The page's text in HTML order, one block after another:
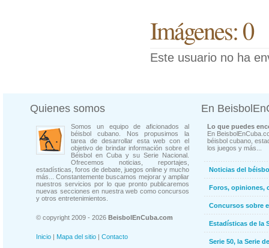
Imágenes: 0
Este usuario no ha
Quienes somos
Somos un equipo de aficionados al
béisbol cubano. Nos propusimos la
tarea de desarrollar esta web con el
objetivo de brindar información sobre el
Béisbol en Cuba y su Serie Nacional.
Ofrecemos noticias, reportajes,
estadísticas, foros de debate, juegos online y mucho
más... Constantemente buscamos mejorar y ampliar
nuestros servicios por lo que pronto publicaremos
nuevas secciones en nuestra web como concursos
y otros entretenimientos.
© copyright 2009 - 2026 BeisbolEnCuba.com
Inicio | Mapa del sitio | Contacto
En
Lo que puedes
En
béisbol cubano,
los juegos y más...
Noticias del
Foros, opiniones,
Concursos sobre
Estadísticas de la
Serie 50, la Serie